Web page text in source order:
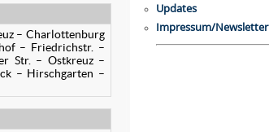
– Charlottenburg
– Friedrichstr. –
Str. – Ostkreuz –
– Hirschgarten –
Updates
Impressum/Newsletter